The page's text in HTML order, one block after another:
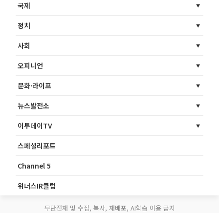
국제
정치
사회
오피니언
문화·라이프
뉴스발전소
이투데이TV
스페셜리포트
Channel 5
위너스IR클럽
무단전재 및 수집, 복사, 재배포, AI학습 이용 금지